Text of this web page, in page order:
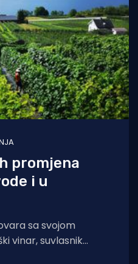
promjena
i u
sa svojom
vinar, suvlasnik